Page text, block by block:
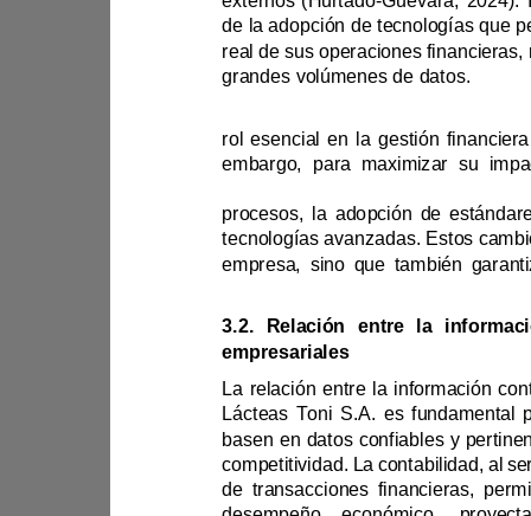
grandes volú menes de datos.
empresa, sino que ta
empresariales
com